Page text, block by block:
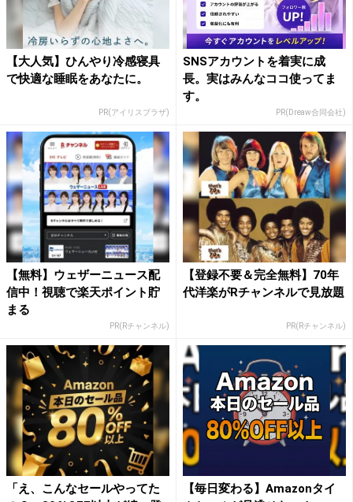
【大人気】ひんやり冷感寝具
で快適な睡眠をあなたに。
PR(アイリスプラザ)
SNSアカウントを着実に成
長。実はみんなココ使ってま
す。
PR(Dreaw合同会社)
【無料】ウェザーニュース配
信中！視聴で楽天ポイント貯
まる
PR(Rチャンネル)
【登録不要＆完全無料】70年
代洋楽がRチャンネルで見放題
PR(Rチャンネル)
「え、こんなセールやってた
【毎日変わる】Amazonタイ